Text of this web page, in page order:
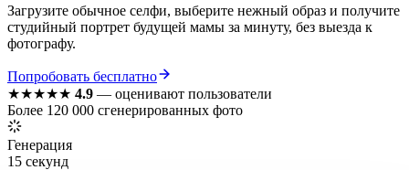
Загрузите обычное селфи, выберите нежный образ и получите
студийный портрет будущей мамы за минуту, без выезда к
фотографу.
Попробовать бесплатно
★★★★★ 4.9 — оценивают пользователи
Более 120 000 сгенерированных фото
Генерация
15 секунд